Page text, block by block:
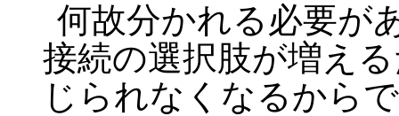
何故分かれる必要が
接続の選択肢が増え
じられなくなるから